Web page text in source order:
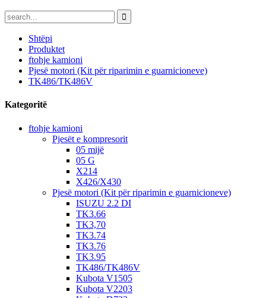
Shtëpi
Produktet
ftohje kamioni
Pjesë motori (Kit për riparimin e guarnicioneve)
TK486/TK486V
Kategoritë
ftohje kamioni
Pjesët e kompresorit
05 mijë
05 G
X214
X426/X430
Pjesë motori (Kit për riparimin e guarnicioneve)
ISUZU 2.2 DI
TK3.66
TK3,70
TK3.74
TK3.76
TK3.95
TK486/TK486V
Kubota V1505
Kubota V2203